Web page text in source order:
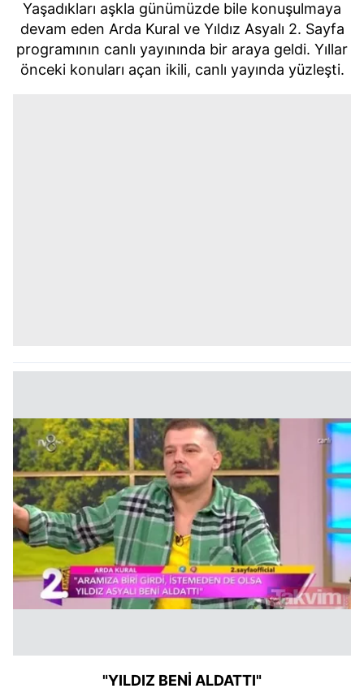
Yaşadıkları aşkla günümüzde bile konuşulmaya
devam eden Arda Kural ve Yıldız Asyalı 2. Sayfa
programının canlı yayınında bir araya geldi. Yıllar
önceki konuları açan ikili, canlı yayında yüzleşti.
"YILDIZ BENİ ALDATTI"